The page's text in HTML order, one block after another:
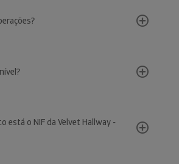
está o NIF da Velvet Hallway -